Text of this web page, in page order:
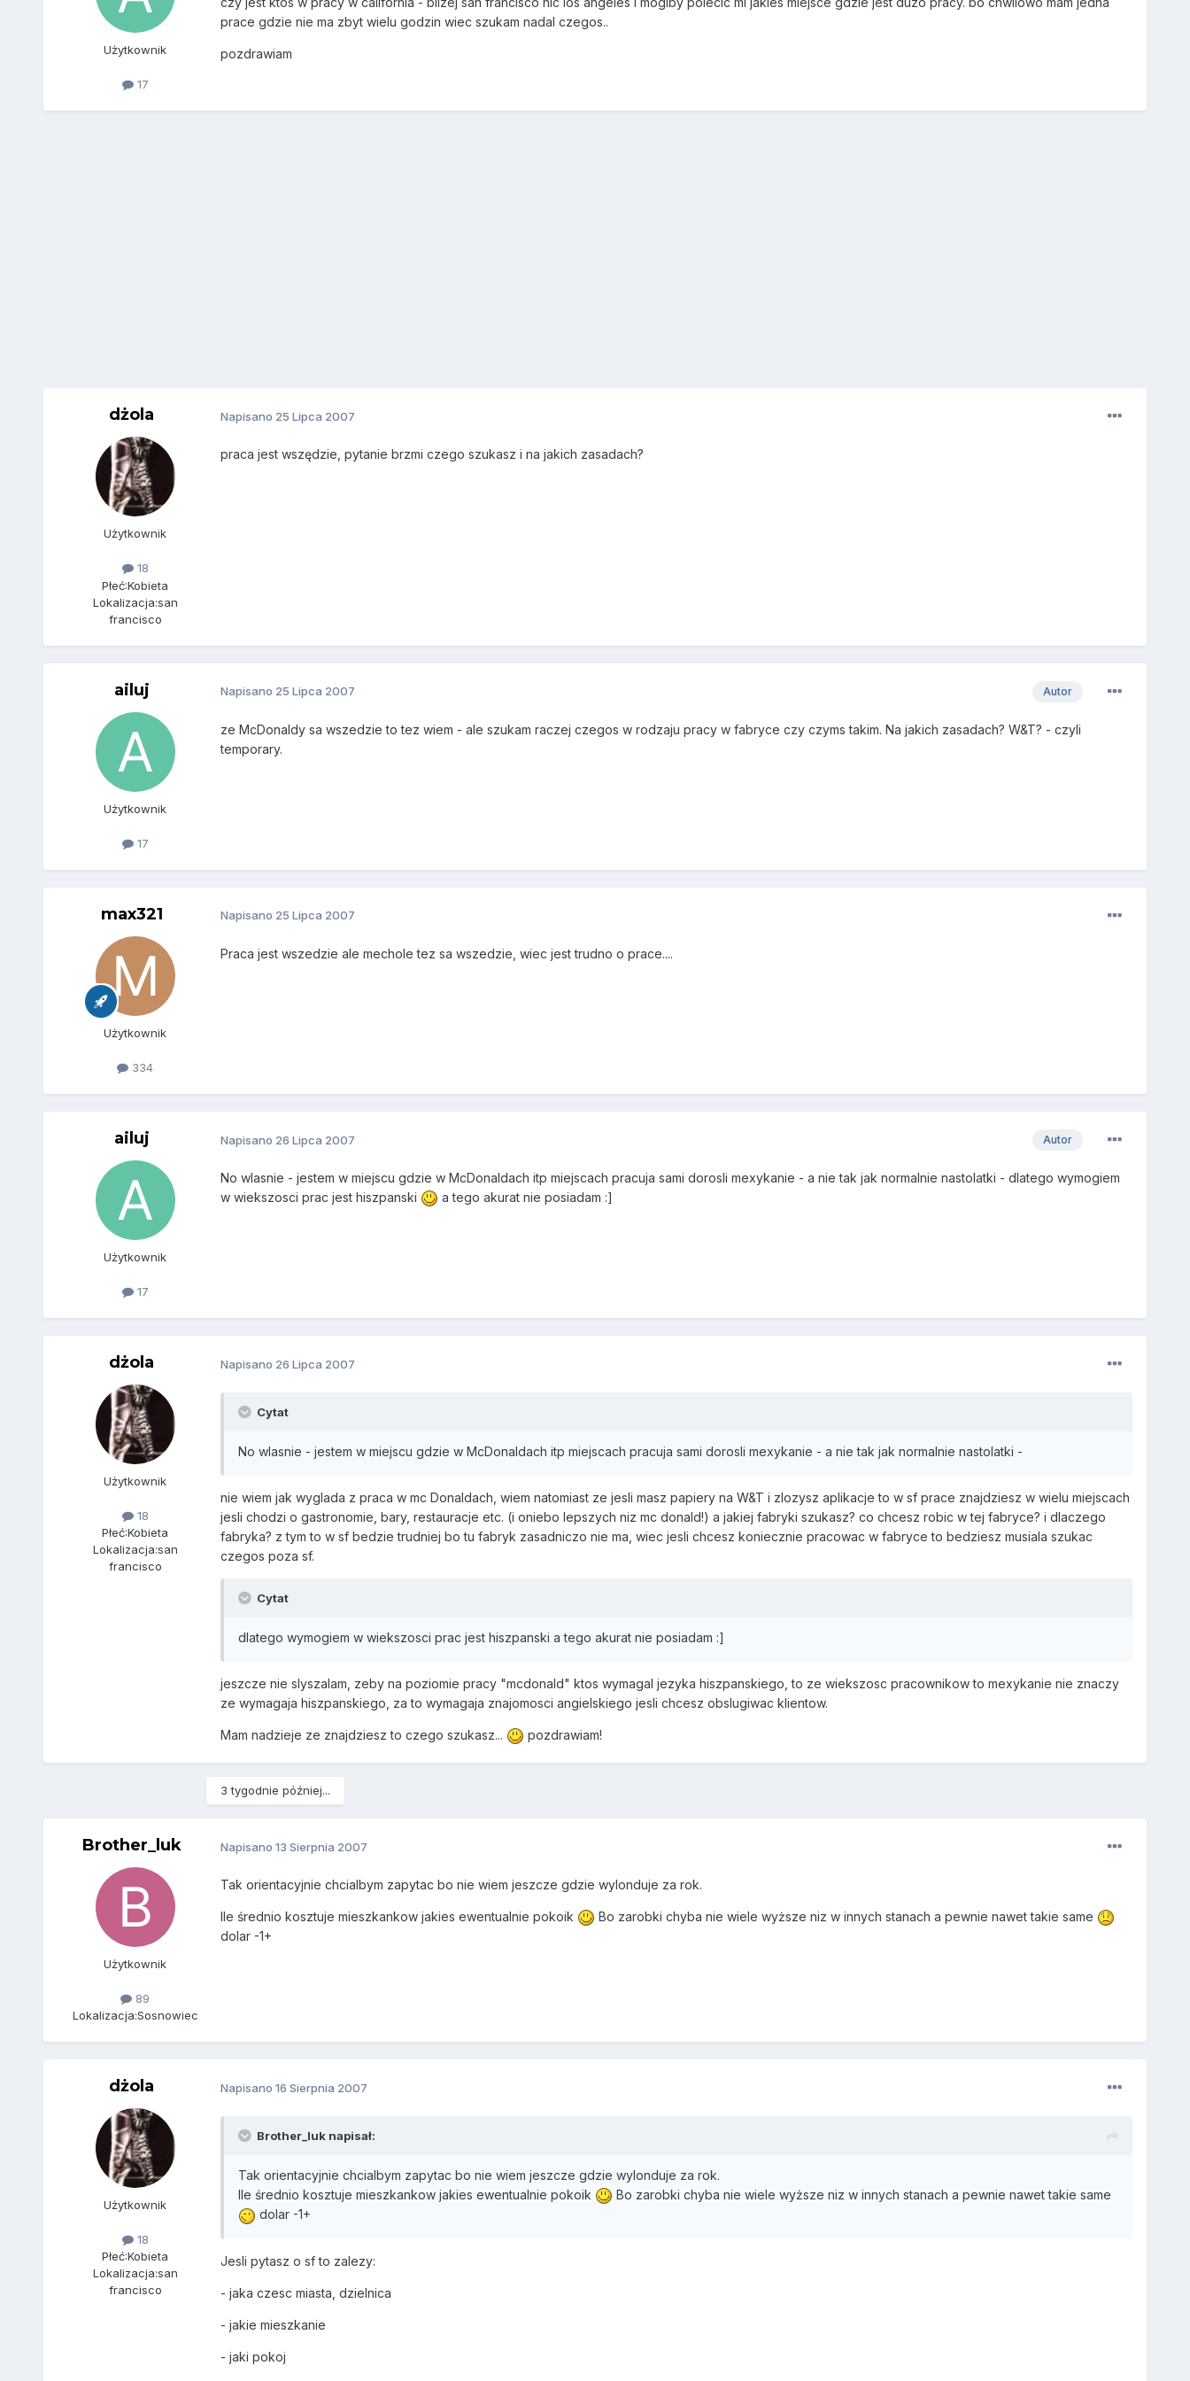
Użytkownik
17
prace gdzie nie ma zbyt wielu godzin wiec szukam nadal czegos..
pozdrawiam
dżola
Użytkownik
18
Płeć:Kobieta
Lokalizacja:san
francisco
Napisano 25 Lipca 2007
praca jest wszędzie, pytanie brzmi czego szukasz i na jakich zasadach?
ailuj
Użytkownik
17
Autor
Napisano 25 Lipca 2007
ze McDonaldy sa wszedzie to tez wiem - ale szukam raczej czegos w rodzaju pracy w fabryce czy czyms takim. Na jakich zasadach? W&T? - czyli
temporary.
max321
Użytkownik
334
Napisano 25 Lipca 2007
Praca jest wszedzie ale mechole tez sa wszedzie, wiec jest trudno o prace....
ailuj
Użytkownik
17
Autor
Napisano 26 Lipca 2007
No wlasnie - jestem w miejscu gdzie w McDonaldach itp miejscach pracuja sami dorosli mexykanie - a nie tak jak normalnie nastolatki - dlatego wymogiem
w wiekszosci prac jest hiszpanski
a tego akurat nie posiadam :]
dżola
Użytkownik
18
Płeć:Kobieta
Lokalizacja:san
francisco
Napisano 26 Lipca 2007
Cytat
No wlasnie - jestem w miejscu gdzie w McDonaldach itp miejscach pracuja sami dorosli mexykanie - a nie tak jak normalnie nastolatki -
nie wiem jak wyglada z praca w mc Donaldach, wiem natomiast ze jesli masz papiery na W&T i zlozysz aplikacje to w sf prace znajdziesz w wielu miejscach
jesli chodzi o gastronomie, bary, restauracje etc. (i oniebo lepszych niz mc donald!) a jakiej fabryki szukasz? co chcesz robic w tej fabryce? i dlaczego
fabryka? z tym to w sf bedzie trudniej bo tu fabryk zasadniczo nie ma, wiec jesli chcesz koniecznie pracowac w fabryce to bedziesz musiala szukac
czegos poza sf.
Cytat
dlatego wymogiem w wiekszosci prac jest hiszpanski a tego akurat nie posiadam :]
jeszcze nie slyszalam, zeby na poziomie pracy "mcdonald" ktos wymagal jezyka hiszpanskiego, to ze wiekszosc pracownikow to mexykanie nie znaczy
ze wymagaja hiszpanskiego, za to wymagaja znajomosci angielskiego jesli chcesz obslugiwac klientow.
Mam nadzieje ze znajdziesz to czego szukasz... pozdrawiam!
3 tygodnie później...
Brother_luk
Użytkownik
89
Lokalizacja:Sosnowiec
Napisano 13 Sierpnia 2007
Tak orientacyjnie chcialbym zapytac bo nie wiem jeszcze gdzie wylonduje za rok.
Ile średnio kosztuje mieszkankow jakies ewentualnie pokoik
Bo zarobki chyba nie wiele wyższe niz w innych stanach a pewnie nawet takie same
dolar -1+
dżola
Użytkownik
18
Płeć:Kobieta
Lokalizacja:san
francisco
Napisano 16 Sierpnia 2007
Brother_luk napisał:
Tak orientacyjnie chcialbym zapytac bo nie wiem jeszcze gdzie wylonduje za rok.
Ile średnio kosztuje mieszkankow jakies ewentualnie pokoik
Bo zarobki chyba nie wiele wyższe niz w innych stanach a pewnie nawet takie same
dolar -1+
Jesli pytasz o sf to zalezy:
- jaka czesc miasta, dzielnica
- jakie mieszkanie
- jaki pokoj